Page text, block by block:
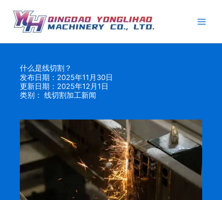
容
什么是线切割？
发布日期：2025年11月30日
更新日期：2025年12月1日
类别： 线切割加工新闻